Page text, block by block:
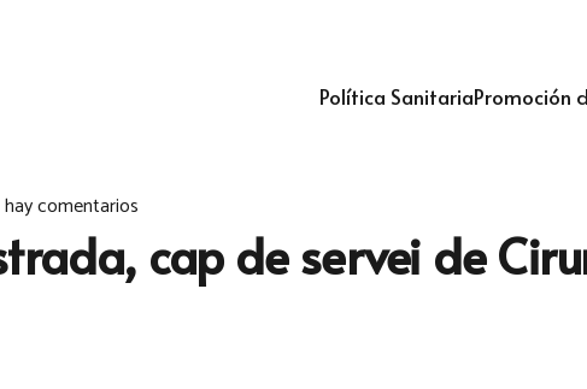
Política SanitariaPromoción
comentarios
cap de servei de